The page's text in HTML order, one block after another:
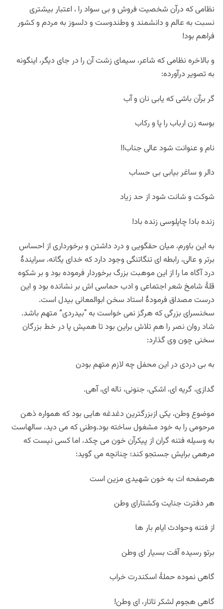
نظامی که درآن شخصیت فروش و بی سواد را ، اعتبار بیشتری
نسبت به عالم و دانشمند و وطندوست و دلسوز به مردم و کشور
فراهم بود!
و بالاخره نظامی که شاعر، سیمای زشت آن را در جای دیگر، اینگونه
به تصویر درآورده:
گر برآن باشی که یابی نان و آب
بوسه زن ارباب را پا و رکاب
نام و عنوانت شود عالی جناب!!
دالر و ساغر بیابی بی حساب
شوکت و شانت شود از حد زیاد
زنده بادا چاپلوسی زنده باد!
به این باورم، میان حقگویی و درد داشتن و برخورداری از احساس
برتر و عالی، رابطه ای تنگاتنگی وجود دارد که خدای یگانه، سرایندۀ
درد آگاه ما را از این موهبت بزرگ برخوردار فرموده بود و بر شکوه
قلۀ شامخ شعر اجتماعی و ادب حماسی اش بر نشانده بود و این
درست مصداق فرمودۀ استاد سخن ابوالمعانی بیدل است.
سخنسرای بزرگی که هرگز نمی خواست به “بیدردی” متهم باشد.
شاد روان نصر را هم تلاش براین بود تا همیش پا در خط بزرگان
سخنی چون وی گذارد:
به بی دردی در این محفل چه لازم متهم بودن
گدازی، گریه ای، اشکی، جنونی، ناله ای، آهی.
موضوع وطن، یکی ازبزرگترین دغدغه هایی بود که همواره ذهن
مرحومی را به خود مشغول ساخته بود.وطنی که می دید، سالهاست
به وسیله فتنه گران از پیکرآن خون می چکد، اما کسی نیست که
مرهمی برایش جستجو کند؛ چنانچه می گوید:
هرصفحه ات به خون شهیدی مزین است
هر دفترت جنایت وکشتارای وطن
از فتنه وحوادث ایام بار ها
برتو رسیده آفت بسیار ای وطن
گاهی نموده حملۀ اسکندرت خراب
گاهی هجوم لشکر تاتار، ای وطن!